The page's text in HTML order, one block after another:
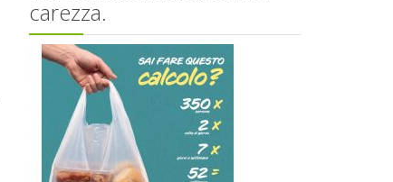
carezza.